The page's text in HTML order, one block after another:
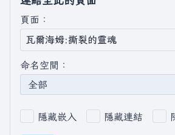
頁面：
命名空間：
全部
隱藏嵌入 隱藏連結